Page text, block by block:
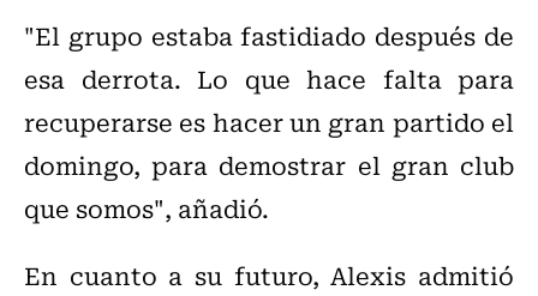
"El grupo estaba fastidiado después de
esa derrota. Lo que hace falta para
recuperarse es hacer un gran partido el
domingo, para demostrar el gran club
que somos", añadió.
En cuanto a su futuro, Alexis admitió